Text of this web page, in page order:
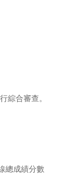
綜合審查。
總成績分數